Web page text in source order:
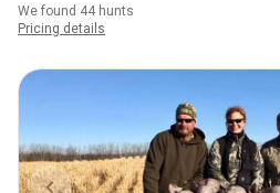
We found 44 hunts
Pricing details